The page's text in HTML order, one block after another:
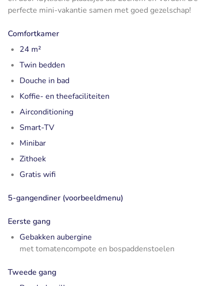
perfecte mini-vakantie samen met goed gezelschap!
Comfortkamer
24 m²
Twin bedden
Douche in bad
Koffie- en theefaciliteiten
Airconditioning
Smart-TV
Minibar
Zithoek
Gratis wifi
5-gangendiner (voorbeeldmenu)
Eerste gang
Gebakken aubergine
met tomatencompote en bospaddenstoelen
Tweede gang